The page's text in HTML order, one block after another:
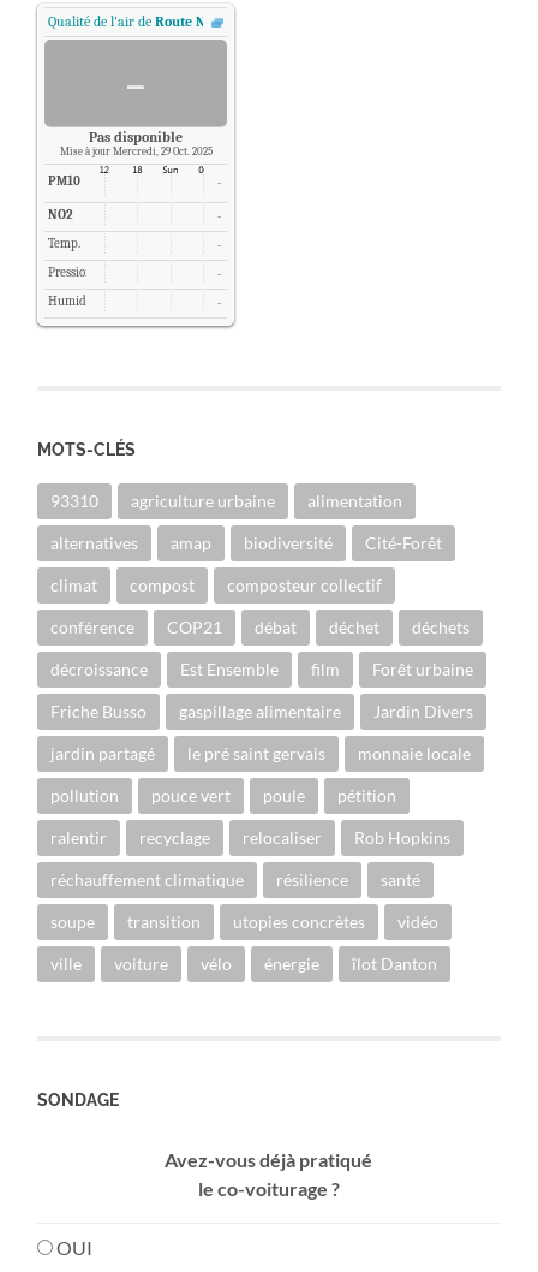
Qualité de l'air deRoute Nationale 2 - Pantin, Paris
-
Pas disponible
Mise à jour Mercredi, 29 Oct. 2025
PM10 -
NO2 -
Temp. -
Pression -
Humidité -
MOTS-CLÉS
93310 agriculture urbaine alimentation
alternatives amap biodiversité Cité-Forêt
climat compost composteur collectif
conférence COP21 débat déchet déchets
décroissance Est Ensemble film Forêt urbaine
Friche Busso gaspillage alimentaire Jardin Divers
jardin partagé le pré saint gervais monnaie locale
pollution pouce vert poule pétition
ralentir recyclage relocaliser Rob Hopkins
réchauffement climatique résilience santé
soupe transition utopies concrètes vidéo
ville voiture vélo énergie îlot Danton
SONDAGE
Avez-vous déjà pratiqué
le co-voiturage ?
OUI